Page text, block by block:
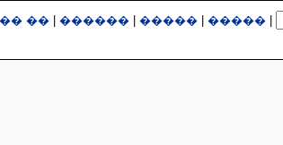
�� ������ ����� �����